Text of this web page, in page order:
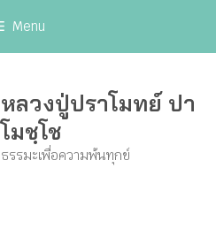
Menu
หลวงปู่ปราโมทย์ ปา
โมชฺโช
ธรรมะเพื่อความพ้นทุกข์